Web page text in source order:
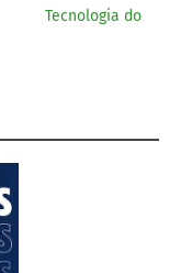
Tecnologia do